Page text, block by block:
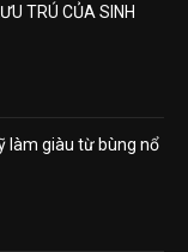
TRÚ CỦA SINH
làm giàu từ bùng nổ